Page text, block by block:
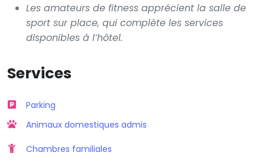
Les amateurs de fitness apprécient la salle de
sport sur place, qui complète les services
disponibles à l’hôtel.
Services
Parking
Animaux domestiques admis
Chambres familiales